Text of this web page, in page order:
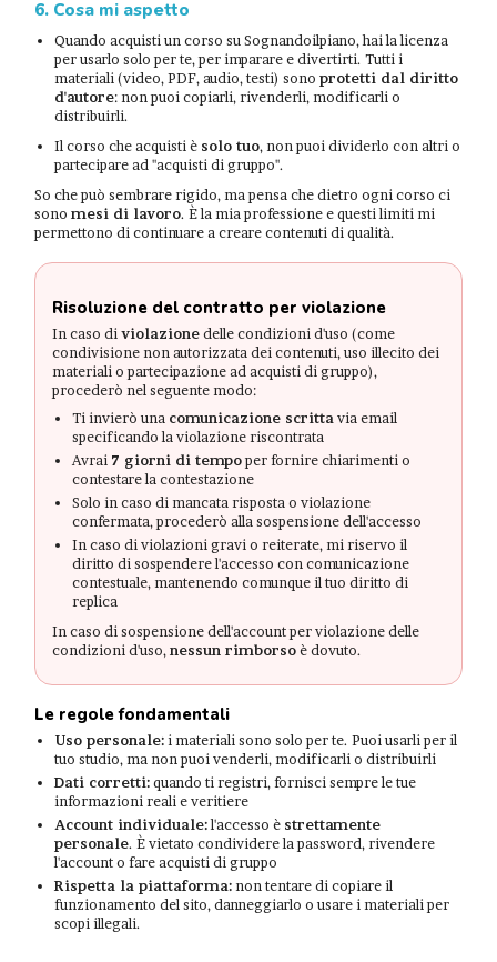
6. Cosa mi aspetto
Quando acquisti un corso su Sognandoilpiano, hai la licenza
per usarlo solo per te, per imparare e divertirti. Tutti i
materiali (video, PDF, audio, testi) sonoprotetti dal diritto
d'autore: non puoi copiarli, rivenderli, modificarli o
distribuirli.
Il corso che acquisti è solo tuo, non puoi dividerlo con altri o
partecipare ad "acquisti di gruppo".
So che può sembrare rigido, ma pensa che dietro ogni corso ci
sono mesi di lavoro. È la mia professione e questi limiti mi
permettono di continuare a creare contenuti di qualità.
Risoluzione del contratto per violazione
In caso di violazione delle condizioni d'uso (come
condivisione non autorizzata dei contenuti, uso illecito dei
materiali o partecipazione ad acquisti di gruppo),
procederò nel seguente modo:
Ti invierò una comunicazione scritta via email
specificando la violazione riscontrata
Avrai 7 giorni di tempoper fornire chiarimenti o
contestare la contestazione
Solo in caso di mancata risposta o violazione
confermata, procederò alla sospensione dell'accesso
In caso di violazioni gravi o reiterate, mi riservo il
diritto di sospendere l'accesso con comunicazione
contestuale, mantenendo comunque il tuo diritto di
replica
In caso di sospensione dell'account per violazione delle
condizioni d'uso, nessun rimborso è dovuto.
Le regole fondamentali
Uso personale: i materiali sono solo per te. Puoi usarli per il
tuo studio, ma non puoi venderli, modificarli o distribuirli
Dati corretti: quando ti registri, fornisci sempre le tue
informazioni reali e veritiere
Account individuale:l'accesso è strettamente
personale. È vietato condividere la password, rivendere
l'account o fare acquisti di gruppo
Rispetta la piattaforma: non tentare di copiare il
funzionamento del sito, danneggiarlo o usare i materiali per
scopi illegali.